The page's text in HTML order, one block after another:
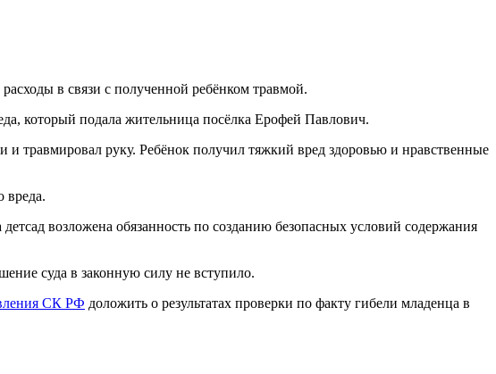
в связи с полученной ребёнком травмой.
который подала жительница посёлка Ерофей Павлович.
и травмировал руку. Ребёнок получил тяжкий вред здоровью и нравственные
вреда.
возложена обязанность по созданию безопасных условий содержания
суда в законную силу не вступило.
СК РФ доложить о результатах проверки по факту гибели младенца в